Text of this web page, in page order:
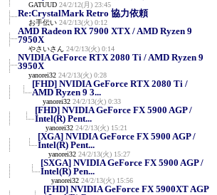
GATUUD 24/2/12(月) 23:45
Re:CrystalMark Retro 協力依頼
お手伝い 24/2/13(火) 0:12
AMD Radeon RX 7900 XTX / AMD Ryzen 9
7950X
やさいさん 24/2/13(火) 0:14
NVIDIA GeForce RTX 2080 Ti / AMD Ryzen 9
3950X
yanorei32 24/2/13(火) 0:28
[FHD] NVIDIA GeForce RTX 2080 Ti /
AMD Ryzen 9 3...
yanorei32 24/2/13(火) 0:33
[FHD] NVIDIA GeForce FX 5900 AGP /
Intel(R) Pent...
yanorei32 24/2/13(火) 15:21
[XGA] NVIDIA GeForce FX 5900 AGP /
Intel(R) Pent...
yanorei32 24/2/13(火) 15:27
[SXGA] NVIDIA GeForce FX 5900 AGP /
Intel(R) Pen...
yanorei32 24/2/13(火) 15:56
[FHD] NVIDIA GeForce FX 5900XT AGP